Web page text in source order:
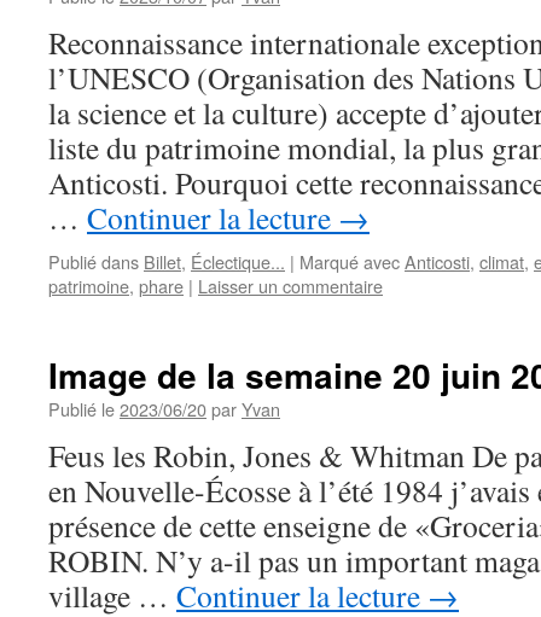
Reconnaissance internationale
l’UNESCO (Organisation des Nations
la science et la culture) accepte
liste du patrimoine mondial, la plus
Anticosti. Pourquoi cette
… Continuer la lecture →
Publié dans Billet, Éclectique... | Marqué avecAnticosti, climat,
patrimoine, phare | Laisser un commentaire
Image de la semaine 20 juin
Publié le2023/06/20parYvan
Feus les Robin, Jones & Whitman De
en Nouvelle-Écosse à l’été 1984
présence de cette enseigne de
ROBIN. N’y a-il pas un important
village … Continuer la lecture →